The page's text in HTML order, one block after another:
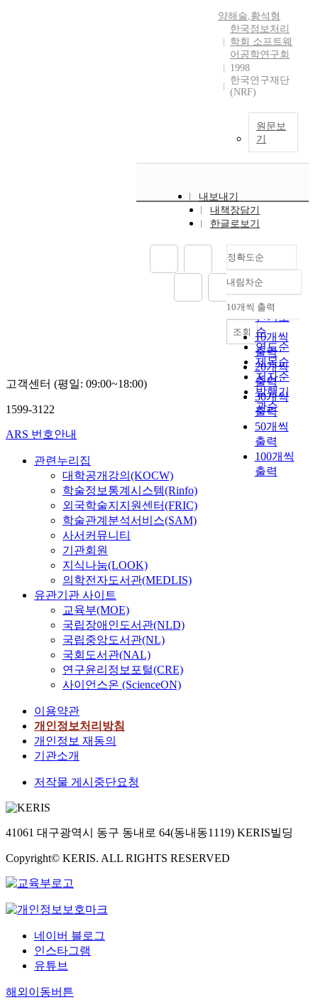
양해술,황석형
한국정보처리
학회 소프트웨
어공학연구회
1998
한국연구재단
(NRF)
원문보
기
내보내기
내책장담기
한글로보기
정확도순
정확도
순
인기도
순
연도순
제목순
저자순
발행기
관순
내림차순
내림차순
10개씩 출력
10개씩
출력
20개씩
출력
30개씩
출력
50개씩
출력
100개씩
출력
조회
고객센터 (평일: 09:00~18:00)
1599-3122
ARS 번호안내
관련누리집
대학공개강의(KOCW)
학술정보통계시스템(Rinfo)
외국학술지지원센터(FRIC)
학술관계분석서비스(SAM)
사서커뮤니티
기관회원
지식나눔(LOOK)
의학전자도서관(MEDLIS)
유관기관 사이트
교육부(MOE)
국립장애인도서관(NLD)
국립중앙도서관(NL)
국회도서관(NAL)
연구윤리정보포털(CRE)
사이언스온 (ScienceON)
이용약관
개인정보처리방침
개인정보 재동의
기관소개
저작물 게시중단요청
41061 대구광역시 동구 동내로 64(동내동1119) KERIS빌딩
Copyright© KERIS. ALL RIGHTS RESERVED
네이버 블로그
인스타그램
유튜브
해외이동버튼